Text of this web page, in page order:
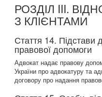
РОЗДІЛ III.
З КЛІЄНТАМИ
Стаття 14.
правової допомоги
Адвокат надає правову
України про адвокатуру та
договору про надання